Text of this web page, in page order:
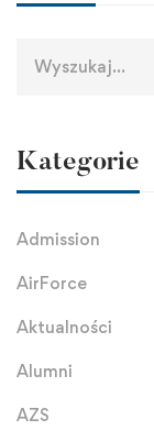
Kategorie
Admission
AirForce
Aktualności
Alumni
AZS